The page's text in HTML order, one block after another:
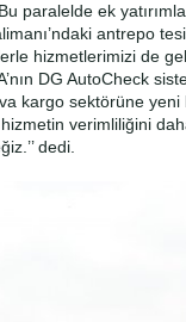
paralelde ek
antrepo
hizmetlerimizi de
DG AutoCheck
kargo sektörüne yeni
verimliliğini
dedi.